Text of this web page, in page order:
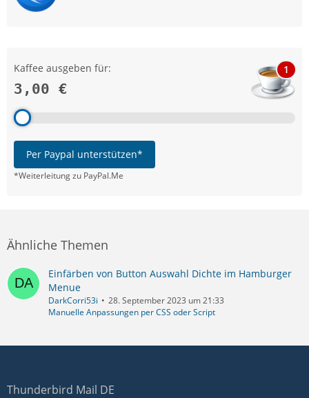
Kaffee ausgeben für:
3,00 €
1
Per Paypal unterstützen*
*Weiterleitung zu PayPal.Me
Ähnliche Themen
Einfärben von Button Auswahl Dichte im Hamburger
Menue
DarkCorri53i
28. September 2023 um 21:33
Manuelle Anpassungen per CSS oder Script
Thunderbird Mail DE